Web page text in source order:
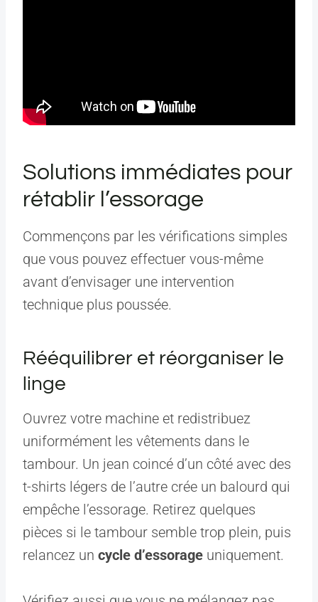
Solutions immédiates pour
rétablir l’essorage
Commençons par les vérifications simples
que vous pouvez effectuer vous-même
avant d’envisager une intervention
technique plus poussée.
Rééquilibrer et réorganiser le
linge
Ouvrez votre machine et redistribuez
uniformément les vêtements dans le
tambour. Un jean coincé d’un côté avec des
t-shirts légers de l’autre crée un balourd qui
empêche l’essorage. Retirez quelques
pièces si le tambour semble trop plein, puis
relancez un cycle d’essorage uniquement.